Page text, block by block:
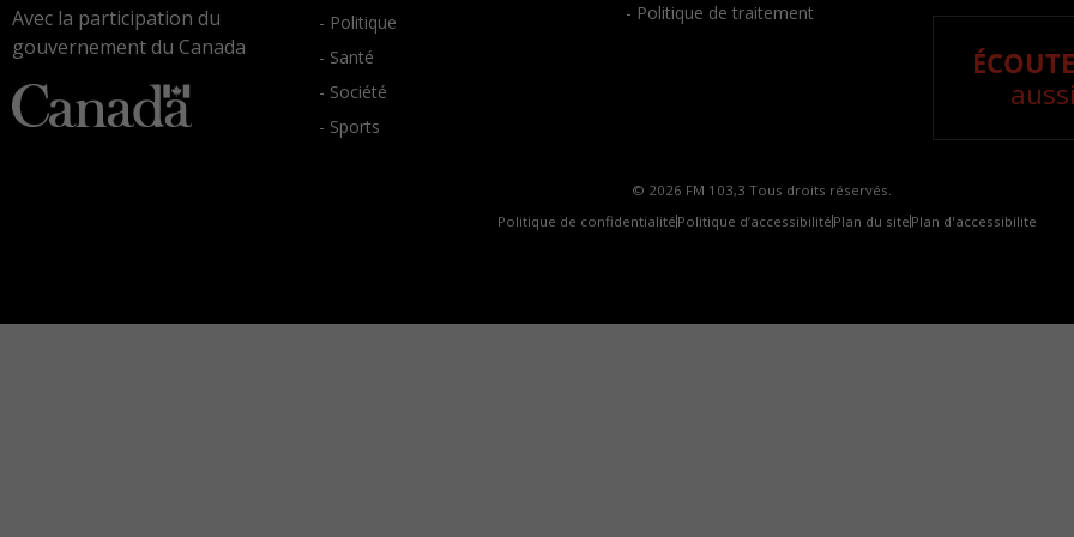
Avec la participation du
gouvernement du Canada
- Politique
- Santé
- Société
- Sports
- Politique de traitement
© 2026 FM 103,3 Tous droits réservés.
Politique de confidentialité Politique d’accessibilité Plan du site Plan d'accessibilite